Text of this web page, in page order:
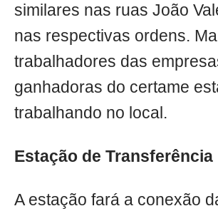
similares nas ruas João
nas respectivas ordens.
trabalhadores das
ganhadoras do certame
trabalhando no local.
Estação de Transferência
A estação fará a conexão